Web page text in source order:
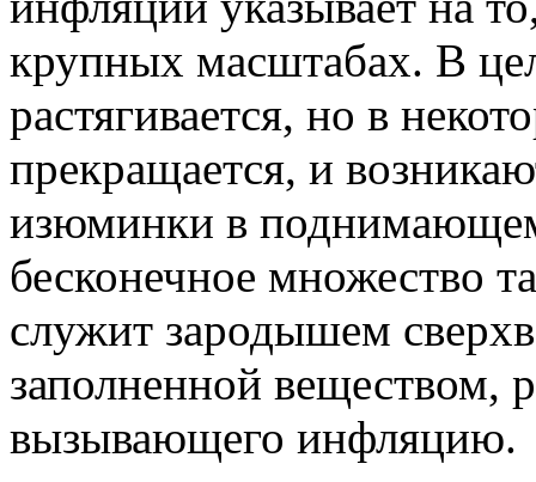
крупных масштабах. В
растягивается, но в
прекращается, и
изюминки в
бесконечное множество
служит зародышем
заполненной веществом,
вызывающего инфляцию.